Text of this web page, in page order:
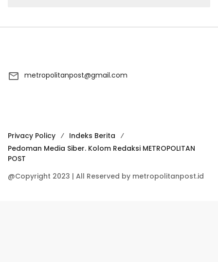
metropolitanpost@gmail.com
Privacy Policy
Indeks Berita
Pedoman Media Siber. Kolom Redaksi METROPOLITAN
POST
@Copyright 2023 | All Reserved by metropolitanpost.id